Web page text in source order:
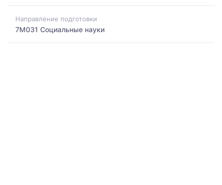
Направление подготовки
7M031 Социальные науки